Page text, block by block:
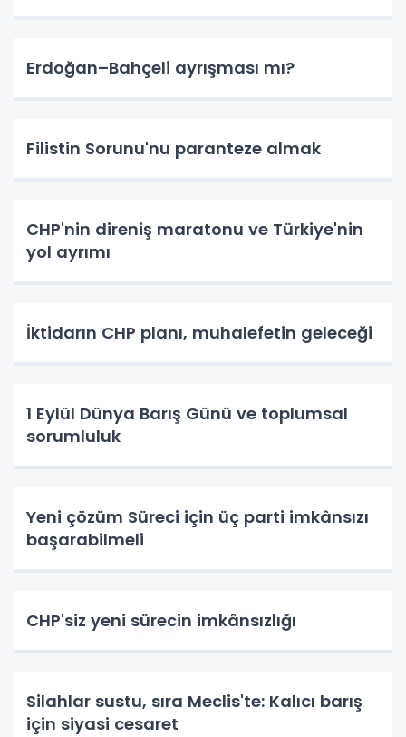
Erdoğan–Bahçeli ayrışması mı?
Filistin Sorunu'nu paranteze almak
CHP'nin direniş maratonu ve Türkiye'nin
yol ayrımı
İktidarın CHP planı, muhalefetin geleceği
1 Eylül Dünya Barış Günü ve toplumsal
sorumluluk
Yeni çözüm Süreci için üç parti imkânsızı
başarabilmeli
CHP'siz yeni sürecin imkânsızlığı
Silahlar sustu, sıra Meclis'te: Kalıcı barış
için siyasi cesaret